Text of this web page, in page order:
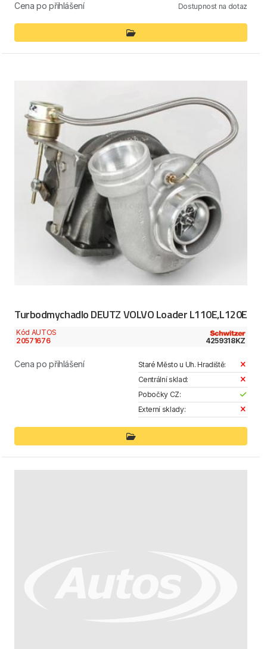
Cena po přihlášení Dostupnost na dotaz
Turbodmychadlo DEUTZ VOLVO Loader L110E,L120E
Kód AUTOS
20571676
4259318KZ
Cena po přihlášení
Staré Město u Uh. Hradiště:
Centrální sklad:
Pobočky CZ:
Externí sklady: